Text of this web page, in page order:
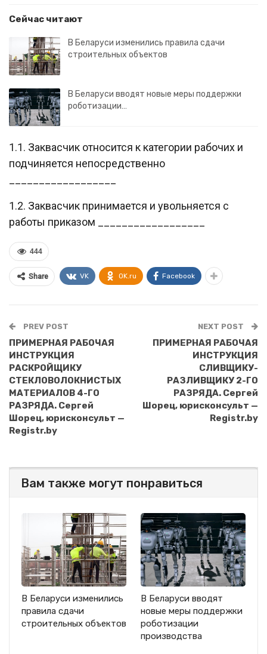
Сейчас читают
В Беларуси изменились правила сдачи
строительных объектов
В Беларуси вводят новые меры поддержки
роботизации…
1.1. Заквасчик относится к категории рабочих и
подчиняется непосредственно
1.2. Заквасчик принимается и увольняется с
работы приказом __________________
444
Share VK OK.ru Facebook
PREV POST
ПРИМЕРНАЯ РАБОЧАЯ
ИНСТРУКЦИЯ
РАСКРОЙЩИКУ
СТЕКЛОВОЛОКНИСТЫХ
МАТЕРИАЛОВ 4-ГО
РАЗРЯДА. Сергей
Шорец, юрисконсульт —
Registr.by
NEXT POST
ПРИМЕРНАЯ РАБОЧАЯ
ИНСТРУКЦИЯ
СЛИВЩИКУ-
РАЗЛИВЩИКУ 2-ГО
РАЗРЯДА. Сергей
Шорец, юрисконсульт —
Registr.by
Вам также могут понравиться
В Беларуси изменились
правила сдачи
строительных объектов
В Беларуси вводят
новые меры поддержки
роботизации
производства